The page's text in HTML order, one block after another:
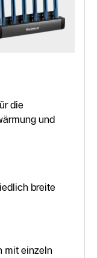
die
und
breite
mit einzeln